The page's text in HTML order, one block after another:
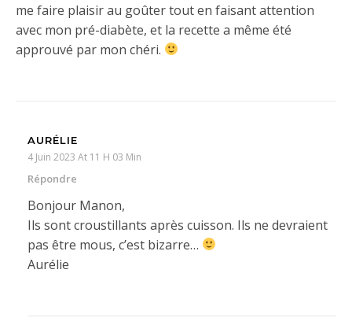
me faire plaisir au goûter tout en faisant attention
avec mon pré-diabète, et la recette a même été
approuvé par mon chéri.
AURÉLIE
4 Juin 2023 At 11 H 03 Min
Répondre
Bonjour Manon,
Ils sont croustillants après cuisson. Ils ne devraient
pas être mous, c’est bizarre…
Aurélie